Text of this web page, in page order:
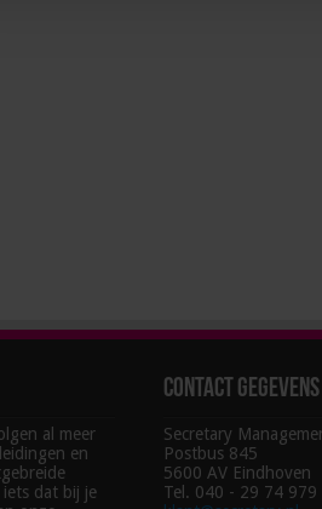
al meer
en
dat bij je
Contact gegevens
Secretary
Postbus 845
5600 AV Eindhoven
Tel. 040 - 29 74 979